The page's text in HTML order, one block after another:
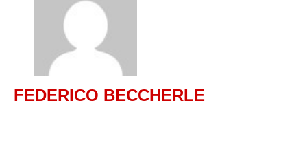
FEDERICO BECCHERLE